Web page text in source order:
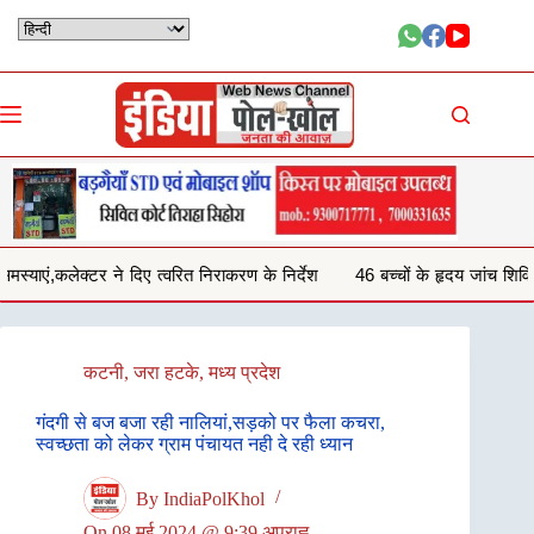
निराकरण के निर्देश 46 बच्चों के हृदय जांच शिविर परीक्षण में 29 बच्चों में
कटनी,जरा हटके,मध्य प्रदेश
गंदगी से बज बजा रही नालियां,सड़को पर फैला कचरा,
स्वच्छता को लेकर ग्राम पंचायत नही दे रही ध्यान
By IndiaPolKhol